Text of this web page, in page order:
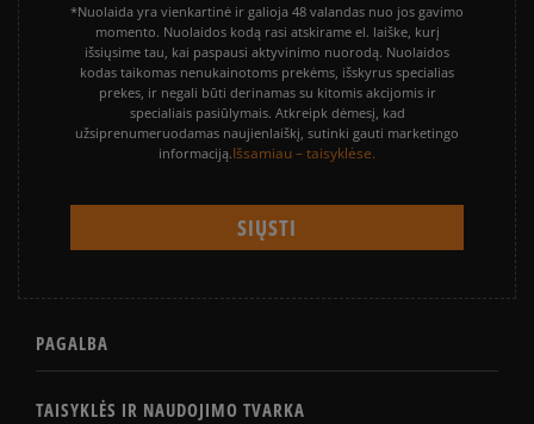
*Nuolaida yra vienkartinė ir galioja 48 valandas nuo jos gavimo
momento. Nuolaidos kodą rasi atskirame el. laiške, kurį
išsiųsime tau, kai paspausi aktyvinimo nuorodą. Nuolaidos
kodas taikomas nenukainotoms prekėms, išskyrus specialias
prekes, ir negali būti derinamas su kitomis akcijomis ir
specialiais pasiūlymais. Atkreipk dėmesį, kad
užsiprenumeruodamas naujienlaiškį, sutinki gauti marketingo
informaciją.Išsamiau – taisyklėse.
PAGALBA
TAISYKLĖS IR NAUDOJIMO TVARKA